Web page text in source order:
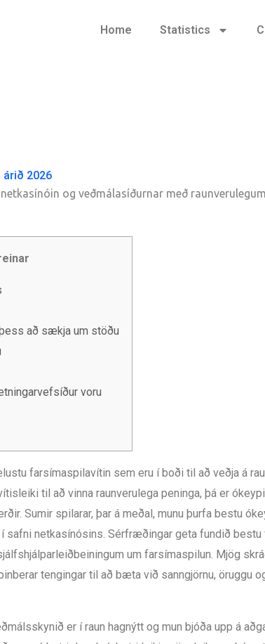
Home Statistics
2026
netkasínóin og veðmálasíðurnar með
að sækja um stöðu
voru
farsímaspilavítin sem eru í boði til að veðja á
til að vinna raunverulega peninga, þá er
Sumir spilarar, þar á meðal, munu þurfa bestu
safni netkasínósins. Sérfræðingar geta fundið
um farsímaspilun. Mjög
tengingar til að bæta við sanngjörnu, öruggu
er í raun hagnýtt og mun bjóða upp á